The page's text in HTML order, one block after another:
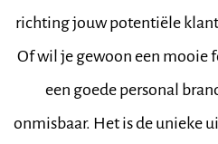
richting jouw potentiële
Of wil je gewoon een mooie
een goede personal
onmisbaar. Het is de unieke